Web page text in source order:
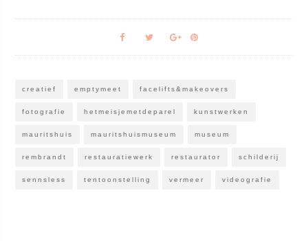
creatief emptymeet facelifts&makeovers
fotografie hetmeisjemetdeparel kunstwerken
mauritshuis mauritshuismuseum museum
rembrandt restauratiewerk restaurator schilderij
sennsless tentoonstelling vermeer videografie